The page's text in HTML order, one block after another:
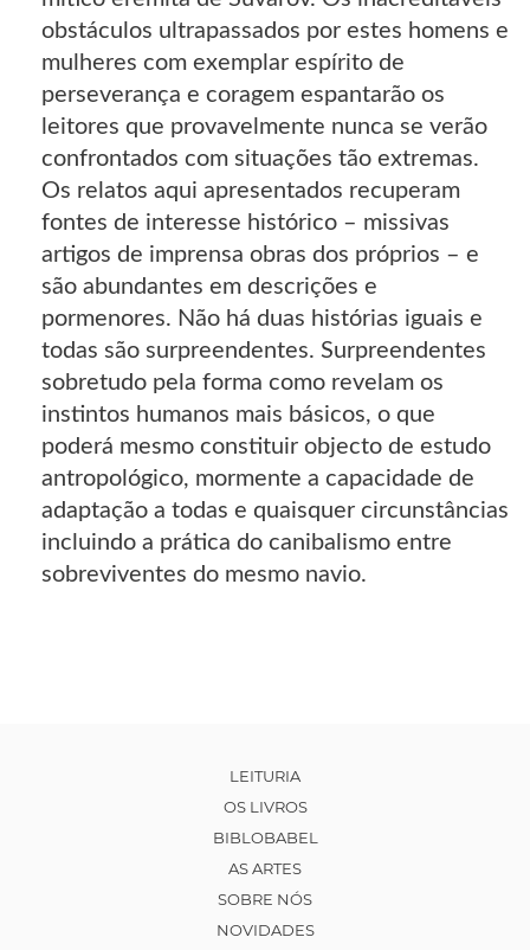
obstáculos ultrapassados por estes homens e
mulheres com exemplar espírito de
perseverança e coragem espantarão os
leitores que provavelmente nunca se verão
confrontados com situações tão extremas.
Os relatos aqui apresentados recuperam
fontes de interesse histórico – missivas
artigos de imprensa obras dos próprios – e
são abundantes em descrições e
pormenores. Não há duas histórias iguais e
todas são surpreendentes. Surpreendentes
sobretudo pela forma como revelam os
instintos humanos mais básicos, o que
poderá mesmo constituir objecto de estudo
antropológico, mormente a capacidade de
adaptação a todas e quaisquer circunstâncias
incluindo a prática do canibalismo entre
sobreviventes do mesmo navio.
LEITURIA
OS LIVROS
BIBLOBABEL
AS ARTES
SOBRE NÓS
NOVIDADES